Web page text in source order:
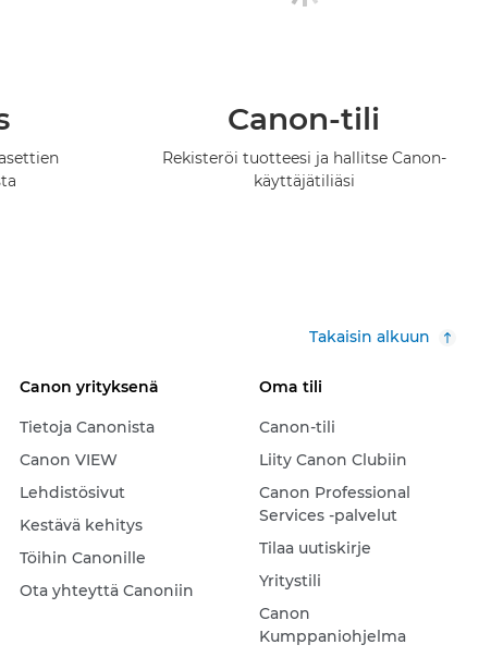
Canon-tili
Rekisteröi tuotteesi ja hallitse Canon-
käyttäjätiliäsi
Takaisin alkuun
Canon yrityksenä
Tietoja Canonista
Canon VIEW
Lehdistösivut
Kestävä kehitys
Töihin Canonille
Ota yhteyttä Canoniin
Oma tili
Canon-tili
Liity Canon Clubiin
Canon Professional
Services -palvelut
Tilaa uutiskirje
Yritystili
Canon
Kumppaniohjelma